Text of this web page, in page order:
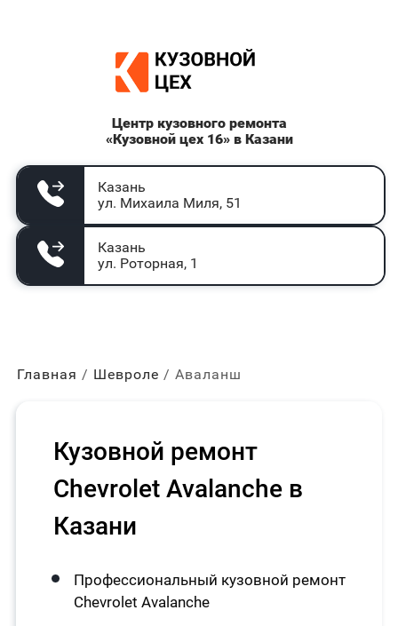
Центр кузовного ремонта
«Кузовной цех 16» в Казани
Казань
ул. Михаила Миля, 51
Казань
ул. Роторная, 1
Главная Шевроле Аваланш
Кузовной ремонт
Chevrolet Avalanche в
Казани
Профессиональный кузовной ремонт
Chevrolet Avalanche